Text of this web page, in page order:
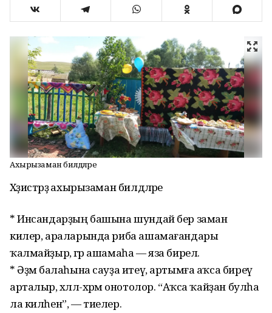
Ахырызаман билдәләре
Хәҙистәрҙә ахырызаман билдәләре
* Инсандарҙың башына шундай бер заман
килер, араларында риба ашамағандары
ҡалмайҙыр, әгәр ашамаһа — яза бирелә.
* Әҙәм балаһына сауҙа итеү, артымға аҡса биреү
арталыр, хәләл-хәрәм онотолор. “Аҡса ҡайҙан булһа
ла килһен”, — тиелер.